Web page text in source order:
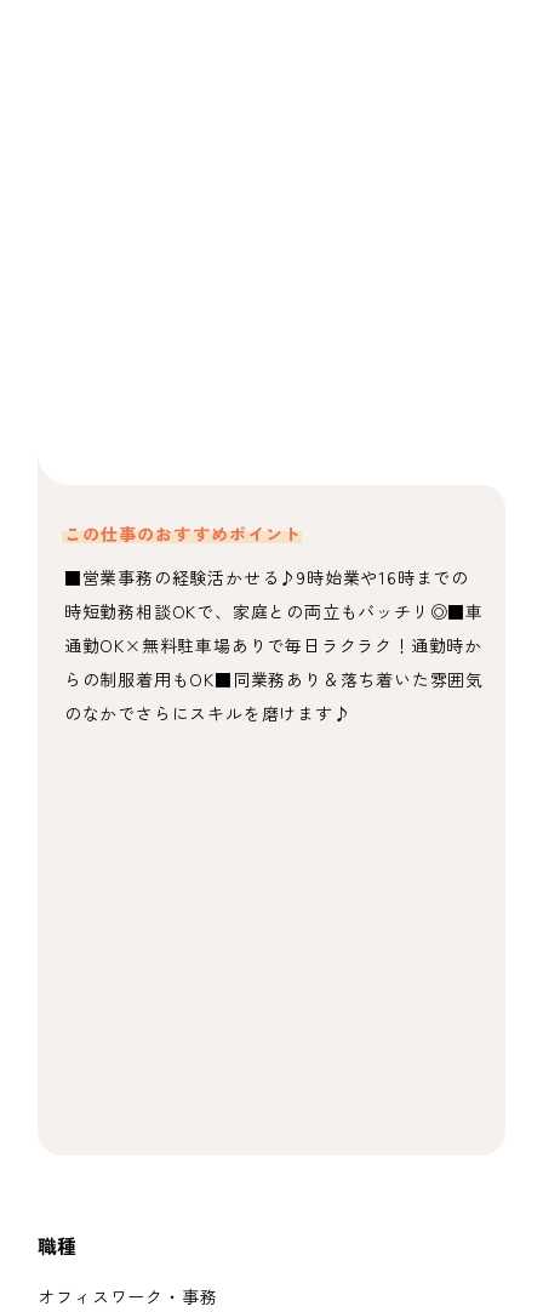
この仕事のおすすめポイント
■営業事務の経験活かせる♪9時始業や16時までの
時短勤務相談OKで、家庭との両立もバッチリ◎■車
通勤OK×無料駐車場ありで毎日ラクラク！通勤時か
らの制服着用もOK■同業務あり＆落ち着いた雰囲気
のなかでさらにスキルを磨けます♪
職種
オフィスワーク・事務